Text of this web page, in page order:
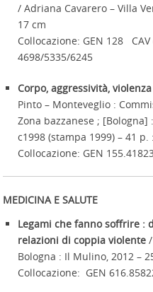
/ Adriana Cavarero – Villa
17 cm
Collocazione: GEN 128
4698/5335/6245
Corpo, aggressività, violenza
Pinto – Monteveglio :
Zona bazzanese ; [Bologna]
c1998 (stampa 1999) – 41 p.
Collocazione: GEN
MEDICINA E SALUTE
Legami che fanno soffrire :
relazioni di coppia violente
Bologna : Il Mulino, 2012 –
Collocazione: GEN